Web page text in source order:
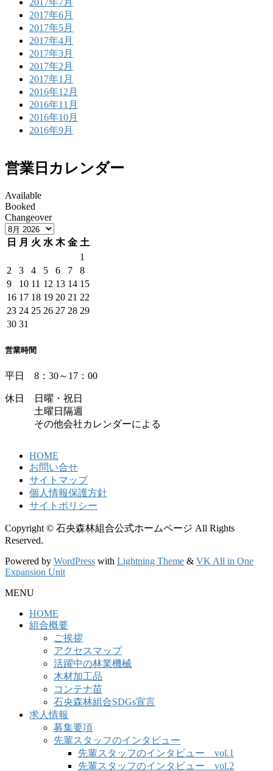
2017年6月
2017年5月
2017年4月
2017年3月
2017年2月
2017年1月
2016年12月
2016年11月
2016年10月
2016年9月
営業日カレンダー
Available
Booked
Changeover
日 月 火 水 木 金 土
1
2
3 4 5 6 7
8
9
10 11 12 13 14 15
16 17 18 19 20 21 22
23 24 25 26 27 28 29
30 31
営業時間
平日 8：30～17：00
休日 日曜・祝日
土曜日隔週
その他会社カレンダーによる
HOME
お問い合せ
サイトマップ
個人情報保護方針
サイトポリシー
Copyright © 石央森林組合公式ホームページ All Rights
Reserved.
Powered by WordPress with Lightning Theme & VK All in One
Expansion Unit
MENU
HOME
組合概要
ご挨拶
アクセスマップ
活躍中の林業機械
木材加工品
コンテナ苗
石央森林組合SDGs宣言
求人情報
募集要項
先輩スタッフのインタビュー
先輩スタッフのインタビュー vol.1
先輩スタッフのインタビュー vol.2